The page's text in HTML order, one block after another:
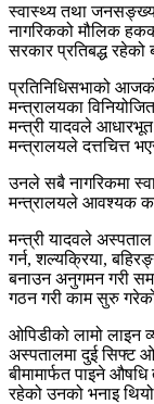
स्वास्थ्य तथा
नागरिकको मौलिक
सरकार प्रतिबद्ध रहेको
प्रतिनिधिसभाको
मन्त्रालयका
मन्त्री यादवले
मन्त्रालयले दत्तचित्त
उनले सबै नागरिकमा
मन्त्रालयले आवश्यक
मन्त्री यादवले
गर्न, शल्यक्रिया,
बनाउन अनुगमन गरी
गठन गरी काम सुरु गरेको
ओपिडीको लामो लाइन
अस्पतालमा दुई सिफ्ट
बीमामार्फत पाइने
रहेको उनको भनाइ